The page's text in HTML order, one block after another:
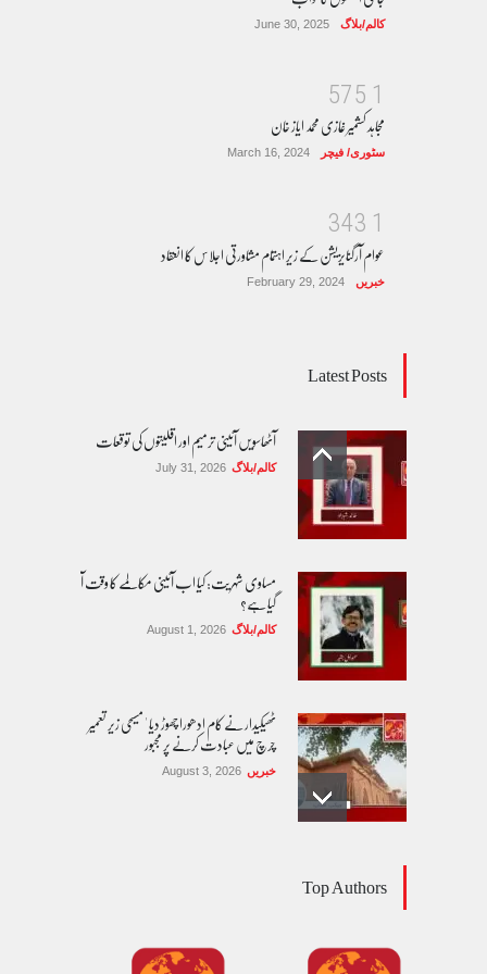
کالم/بلاگ June 30, 2025
1
5
7
5
مجاہد کشمیر غازی محمد ایاز خان
سٹوری/ فیچر March 16, 2024
1
3
4
3
عوام آرگنایزیشن کے زیر اہتمام مشاورتی اجلاس کا انعقاد
خبریں February 29, 2024
Latest Posts
آٹھاسویں آئینی ترمیم اور اقلیتوں کی توقعات
کالم/بلاگ July 31, 2026
مساوی شہریت: کیا اب آئینی مکالمے کا وقت آ
گیا ہے؟
کالم/بلاگ August 1, 2026
ٹھیکیدار نے کام ادھورا چھوڑ دیا ' مسیحی زیر تعمیر
چرچ میں عبادت کرنے پر مجبور
خبریں August 3, 2026
Top Authors